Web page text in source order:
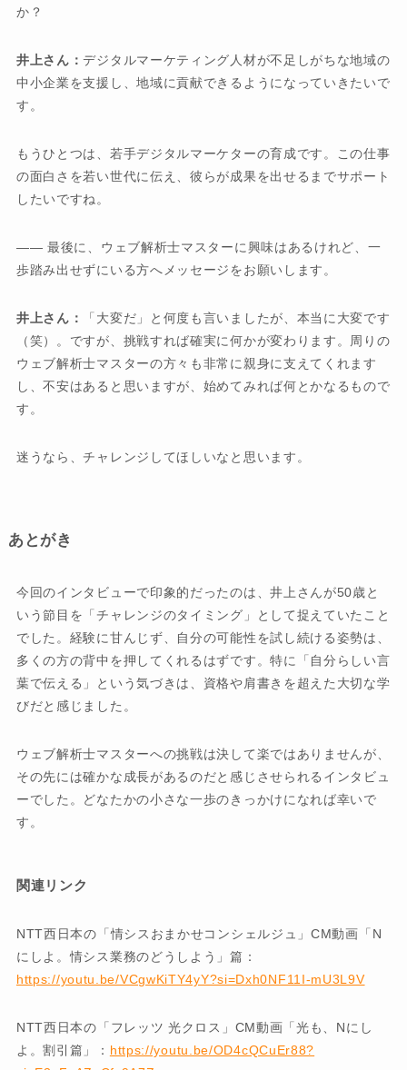
か？
井上さん：デジタルマーケティング人材が不足しがちな地域の
中小企業を支援し、地域に貢献できるようになっていきたいで
す。
もうひとつは、若手デジタルマーケターの育成です。この仕事
の面白さを若い世代に伝え、彼らが成果を出せるまでサポート
したいですね。
―― 最後に、ウェブ解析士マスターに興味はあるけれど、一
歩踏み出せずにいる方へメッセージをお願いします。
井上さん：
「大変だ」と何度も言いましたが、本当に大変です
（笑）。ですが、挑戦すれば確実に何かが変わります。周りの
ウェブ解析士マスターの方々も非常に親身に支えてくれます
し、不安はあると思いますが、始めてみれば何とかなるもので
す。
迷うなら、チャレンジしてほしいなと思います。
あとがき
今回のインタビューで印象的だったのは、井上さんが50歳と
いう節目を「チャレンジのタイミング」として捉えていたこと
でした。経験に甘んじず、自分の可能性を試し続ける姿勢は、
多くの方の背中を押してくれるはずです。特に「自分らしい言
葉で伝える」という気づきは、資格や肩書きを超えた大切な学
びだと感じました。
ウェブ解析士マスターへの挑戦は決して楽ではありませんが、
その先には確かな成長があるのだと感じさせられるインタビュ
ーでした。どなたかの小さな一歩のきっかけになれば幸いで
す。
関連リンク
NTT西日本の「情シスおまかせコンシェルジュ」CM動画「N
にしよ。情シス業務のどうしよう」篇：
https://youtu.be/VCgwKiTY4yY?si=Dxh0NF11I-mU3L9V
NTT西日本の「フレッツ 光クロス」CM動画「光も、Nにし
よ。割引篇」： https://youtu.be/OD4cQCuEr88?